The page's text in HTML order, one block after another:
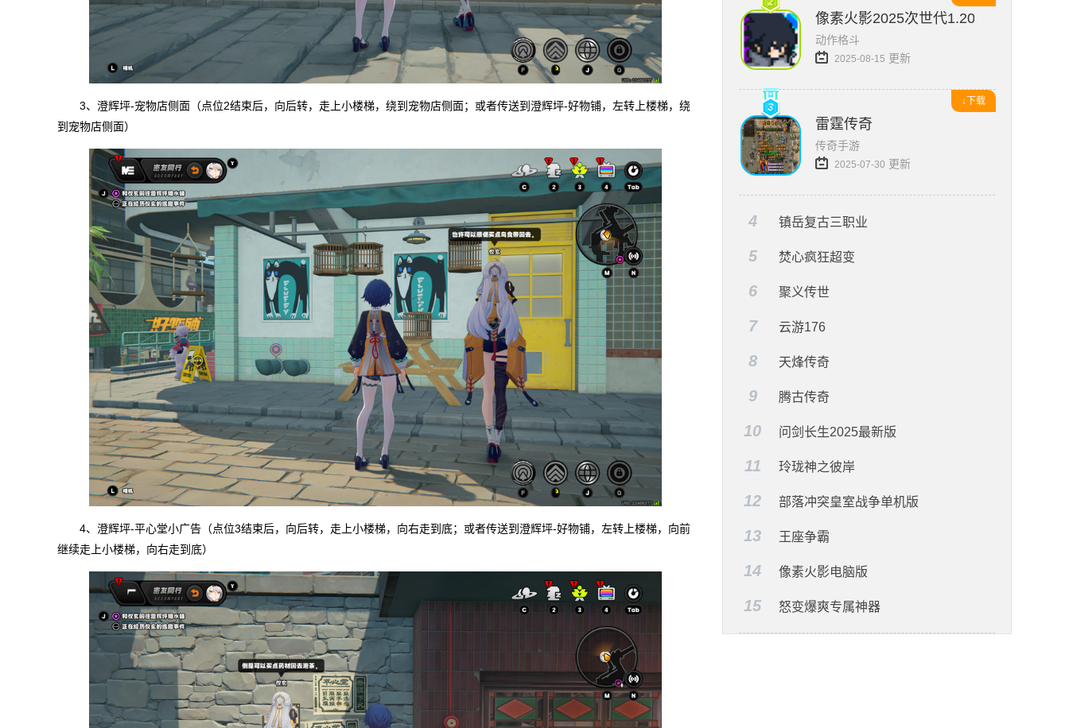
3、澄辉坪-宠物店侧面（点位2结束后，向后转，走上小楼梯，绕到宠物店侧面；或者传送到澄辉坪-好物铺，左转上楼梯，绕
到宠物店侧面）
4、澄辉坪-平心堂小广告（点位3结束后，向后转，走上小楼梯，向右走到底；或者传送到澄辉坪-好物铺，左转上楼梯，向前
继续走上小楼梯，向右走到底）
像素火影2025次世代1.20版本
动作格斗
2025-08-15 更新
↓下载
雷霆传奇
传奇手游
2025-07-30 更新
4 镇岳复古三职业
5 焚心疯狂超变
6 聚义传世
7 云游176
8 天烽传奇
9 腾古传奇
10 问剑长生2025最新版
11 玲珑神之彼岸
12 部落冲突皇室战争单机版
13 王座争霸
14 像素火影电脑版
15 怒变爆爽专属神器